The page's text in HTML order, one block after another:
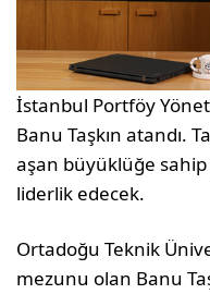
İstanbul Portföy
Banu Taşkın atandı.
aşan büyüklüğe
liderlik edecek.
Ortadoğu Teknik
mezunu olan Banu